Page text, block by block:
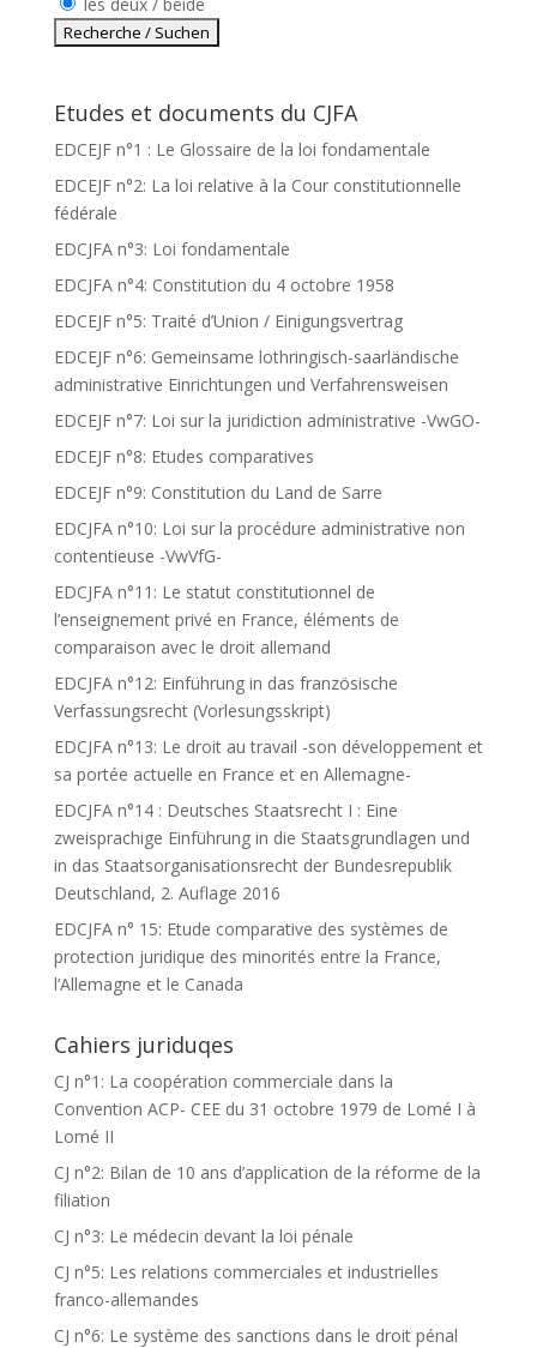
Etudes et documents du CJFA
EDCEJF n°1 : Le Glossaire de la loi fondamentale
EDCEJF n°2: La loi relative à la Cour constitutionnelle
fédérale
EDCJFA n°3: Loi fondamentale
EDCJFA n°4: Constitution du 4 octobre 1958
EDCEJF n°5: Traité d’Union / Einigungsvertrag
EDCEJF n°6: Gemeinsame lothringisch-saarländische
administrative Einrichtungen und Verfahrensweisen
EDCEJF n°7: Loi sur la juridiction administrative -VwGO-
EDCEJF n°8: Etudes comparatives
EDCEJF n°9: Constitution du Land de Sarre
EDCJFA n°10: Loi sur la procédure administrative non
contentieuse -VwVfG-
EDCJFA n°11: Le statut constitutionnel de
l’enseignement privé en France, éléments de
comparaison avec le droit allemand
EDCJFA n°12: Einführung in das französische
Verfassungsrecht (Vorlesungsskript)
EDCJFA n°13: Le droit au travail -son développement et
sa portée actuelle en France et en Allemagne-
EDCJFA n°14 : Deutsches Staatsrecht I : Eine
zweisprachige Einführung in die Staatsgrundlagen und
in das Staatsorganisationsrecht der Bundesrepublik
Deutschland, 2. Auflage 2016
EDCJFA n° 15: Etude comparative des systèmes de
protection juridique des minorités entre la France,
l’Allemagne et le Canada
Cahiers juriduqes
CJ n°1: La coopération commerciale dans la
Convention ACP- CEE du 31 octobre 1979 de Lomé I à
Lomé II
CJ n°2: Bilan de 10 ans d’application de la réforme de la
filiation
CJ n°3: Le médecin devant la loi pénale
CJ n°5: Les relations commerciales et industrielles
franco-allemandes
CJ n°6: Le système des sanctions dans le droit pénal